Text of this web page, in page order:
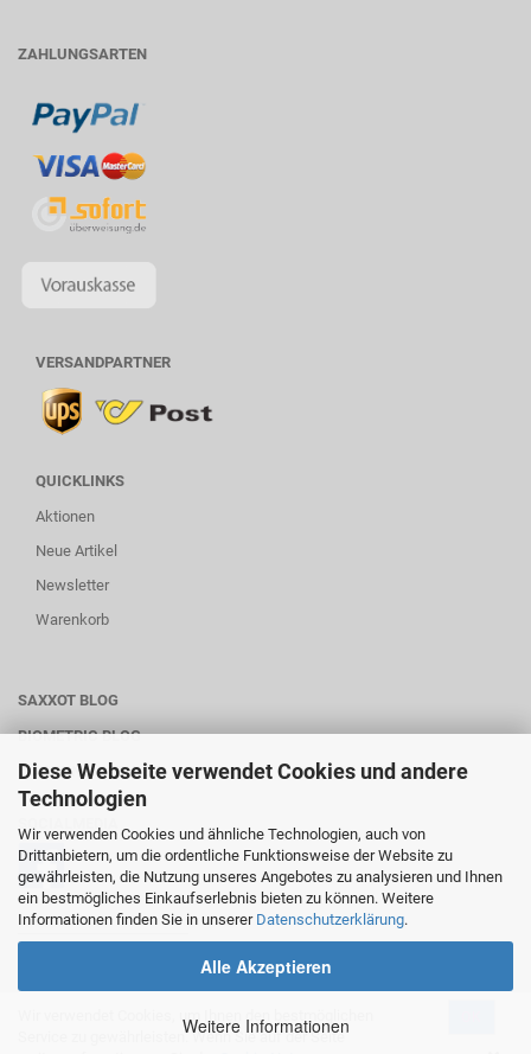
Diese Webseite verwendet Cookies und andere
Technologien
Wir verwenden Cookies und ähnliche Technologien, auch von
Drittanbietern, um die ordentliche Funktionsweise der Website zu
gewährleisten, die Nutzung unseres Angebotes zu analysieren und Ihnen
ein bestmögliches Einkaufserlebnis bieten zu können. Weitere
Informationen finden Sie in unserer Datenschutzerklärung.
Alle Akzeptieren
Weitere Informationen
Wir verwendet Cookies, um Ihnen den bestmöglichen
Service zu gewährleisten. Wenn Sie auf der Seite
ZAHLUNGSARTEN
VERSANDPARTNER
QUICKLINKS
Aktionen
Neue Artikel
Newsletter
Warenkorb
SAXXOT BLOG
BIOMETRIC BLOG
WARTUNG-SERVICE
SOCIALMEDIA
________________________
Onlineshopby Gambio.de © 2020